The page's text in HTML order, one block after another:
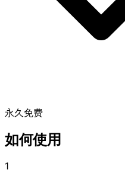
永久免费
如何使用
1